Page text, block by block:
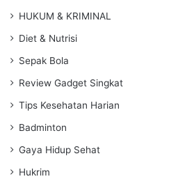
HUKUM & KRIMINAL
Diet & Nutrisi
Sepak Bola
Review Gadget Singkat
Tips Kesehatan Harian
Badminton
Gaya Hidup Sehat
Hukrim